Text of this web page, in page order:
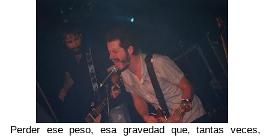
Perder ese peso, esa gravedad que, tantas veces,